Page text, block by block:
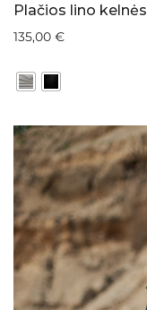
Plačios lino kelnės
135,00 €